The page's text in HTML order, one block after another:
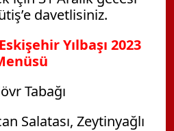
davetlisiniz.
Yılbaşı 2023
Tabağı
Salatası, Zeytinyağlı